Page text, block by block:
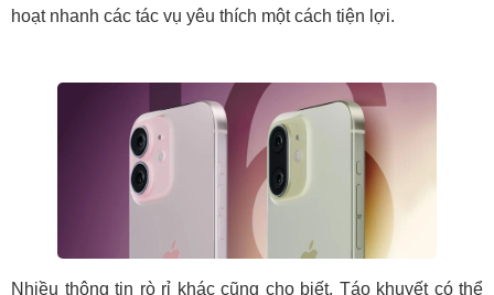
hoạt nhanh các tác vụ yêu thích một cách tiện lợi.
Nhiều thông tin rò rỉ khác cũng cho biết, Táo khuyết có thể